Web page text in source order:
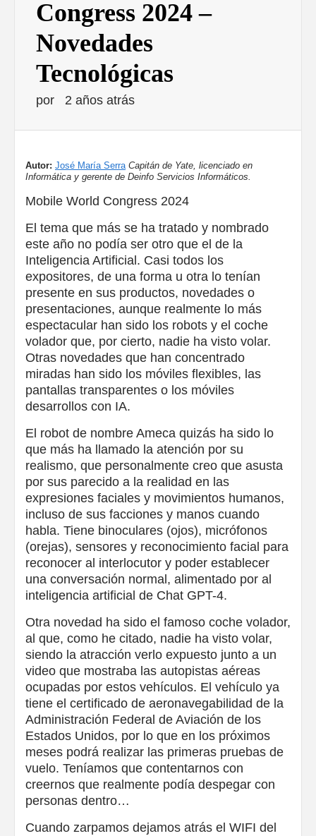
Congress 2024 –
Novedades
Tecnológicas
por 2 años atrás
Autor: José María Serra Capitán de Yate, licenciado en
Informática y gerente de Deinfo Servicios Informáticos.
Mobile World Congress 2024
El tema que más se ha tratado y nombrado
este año no podía ser otro que el de la
Inteligencia Artificial. Casi todos los
expositores, de una forma u otra lo tenían
presente en sus productos, novedades o
presentaciones, aunque realmente lo más
espectacular han sido los robots y el coche
volador que, por cierto, nadie ha visto volar.
Otras novedades que han concentrado
miradas han sido los móviles flexibles, las
pantallas transparentes o los móviles
desarrollos con IA.
El robot de nombre Ameca quizás ha sido lo
que más ha llamado la atención por su
realismo, que personalmente creo que asusta
por sus parecido a la realidad en las
expresiones faciales y movimientos humanos,
incluso de sus facciones y manos cuando
habla. Tiene binoculares (ojos), micrófonos
(orejas), sensores y reconocimiento facial para
reconocer al interlocutor y poder establecer
una conversación normal, alimentado por al
inteligencia artificial de Chat GPT-4.
Otra novedad ha sido el famoso coche volador,
al que, como he citado, nadie ha visto volar,
siendo la atracción verlo expuesto junto a un
video que mostraba las autopistas aéreas
ocupadas por estos vehículos. El vehículo ya
tiene el certificado de aeronavegabilidad de la
Administración Federal de Aviación de los
Estados Unidos, por lo que en los próximos
meses podrá realizar las primeras pruebas de
vuelo. Teníamos que contentarnos con
creernos que realmente podía despegar con
personas dentro…
Cuando zarpamos dejamos atrás el WIFI del